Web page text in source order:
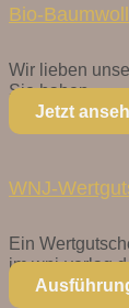
Bio-
Wir lieben
Sie haben...
Jetzt
WNJ-
Ein
im wnj-